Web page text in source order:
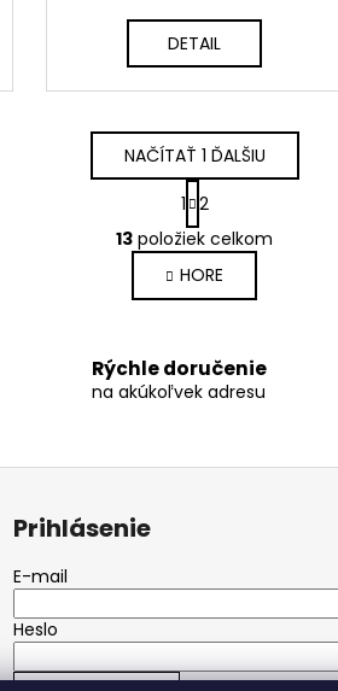
DETAIL
O
v
l
á
a
c
p
v
ý
p
i
NAČÍTAŤ 1 ĎALŠIU
S
t
r
á
n
k
a
n
1 2
13 položiek celkom
HORE
Rýchle doručenie
na akúkoľvek adresu
Prihlásenie
E-mail
Heslo